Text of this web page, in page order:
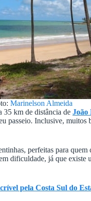
Marinelson Almeida
35 km de distância de João
passeio. Inclusive, muitos
perfeitas para
dificuldade, já que existe
pela Costa Sul do